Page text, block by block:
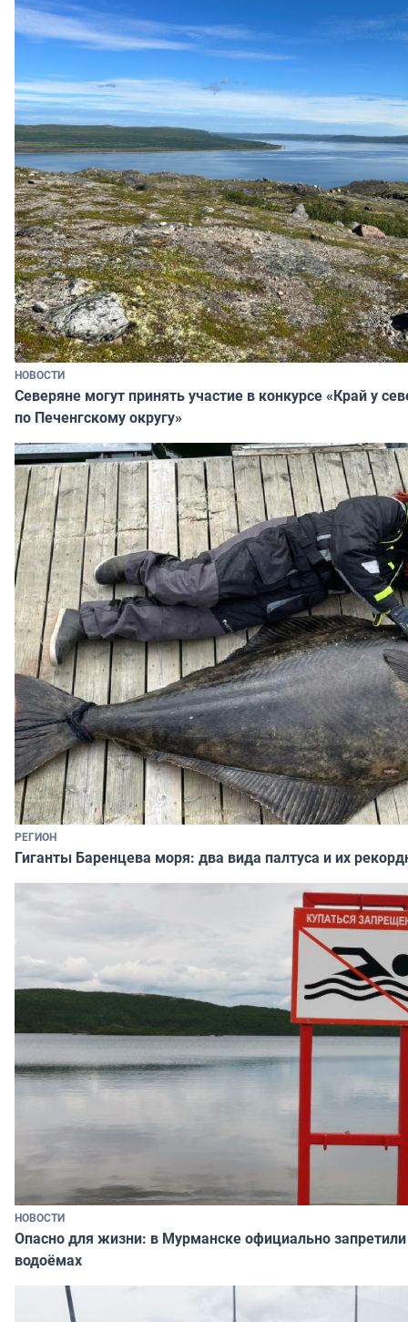
НОВОСТИ
Северяне могут принять участие в конкурсе «Край у
по Печенгскому округу»
РЕГИОН
Гиганты Баренцева моря: два вида палтуса и их
НОВОСТИ
Опасно для жизни: в Мурманске официально запретили
водоёмах